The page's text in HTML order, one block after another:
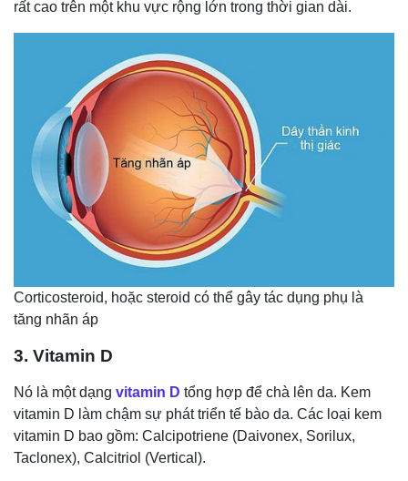
rất cao trên một khu vực rộng lớn trong thời gian dài.
Corticosteroid, hoặc steroid có thể gây tác dụng phụ là
tăng nhãn áp
3. Vitamin D
Nó là một dạng vitamin D tổng hợp để chà lên da. Kem
vitamin D làm chậm sự phát triển tế bào da. Các loại kem
vitamin D bao gồm: Calcipotriene (Daivonex, Sorilux,
Taclonex), Calcitriol (Vertical).